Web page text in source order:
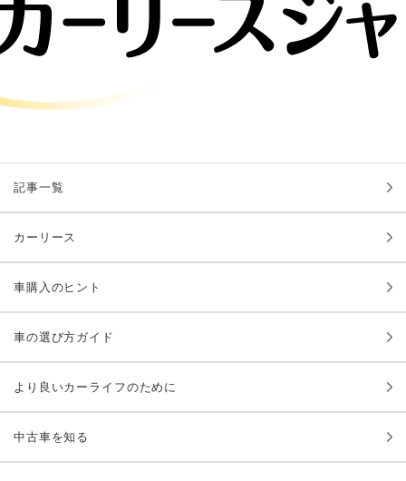
記事一覧
カーリース
車購入のヒント
車の選び方ガイド
より良いカーライフのために
中古車を知る